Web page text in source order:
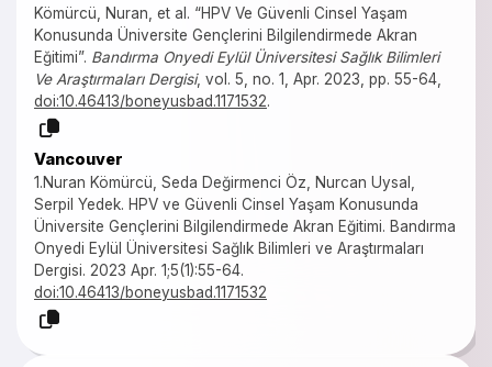
Kömürcü, Nuran, et al. “HPV Ve Güvenli Cinsel Yaşam
Konusunda Üniversite Gençlerini Bilgilendirmede Akran
Eğitimi”. Bandırma Onyedi Eylül Üniversitesi Sağlık Bilimleri
Ve Araştırmaları Dergisi, vol. 5, no. 1, Apr. 2023, pp. 55-64,
doi:10.46413/boneyusbad.1171532.
Vancouver
1.Nuran Kömürcü, Seda Değirmenci Öz, Nurcan Uysal,
Serpil Yedek. HPV ve Güvenli Cinsel Yaşam Konusunda
Üniversite Gençlerini Bilgilendirmede Akran Eğitimi. Bandırma
Onyedi Eylül Üniversitesi Sağlık Bilimleri ve Araştırmaları
Dergisi. 2023 Apr. 1;5(1):55-64.
doi:10.46413/boneyusbad.1171532